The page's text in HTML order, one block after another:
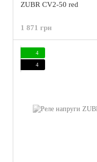
ZUBR CV2-50 red
1 871 грн
4
4